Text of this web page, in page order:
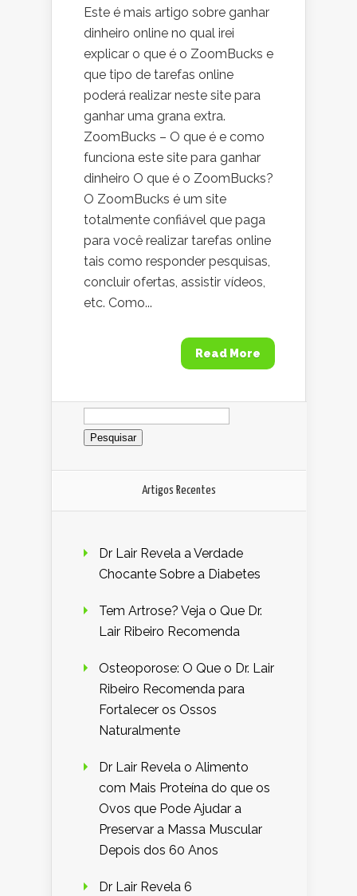
Este é mais artigo sobre ganhar
dinheiro online no qual irei
explicar o que é o ZoomBucks e
que tipo de tarefas online
poderá realizar neste site para
ganhar uma grana extra.
ZoomBucks – O que é e como
funciona este site para ganhar
dinheiro O que é o ZoomBucks?
O ZoomBucks é um site
totalmente confiável que paga
para você realizar tarefas online
tais como responder pesquisas,
concluir ofertas, assistir vídeos,
etc. Como...
Read More
Pesquisar
por:
Artigos Recentes
Dr Lair Revela a Verdade
Chocante Sobre a Diabetes
Tem Artrose? Veja o Que Dr.
Lair Ribeiro Recomenda
Osteoporose: O Que o Dr. Lair
Ribeiro Recomenda para
Fortalecer os Ossos
Naturalmente
Dr Lair Revela o Alimento
com Mais Proteína do que os
Ovos que Pode Ajudar a
Preservar a Massa Muscular
Depois dos 60 Anos
Dr Lair Revela 6